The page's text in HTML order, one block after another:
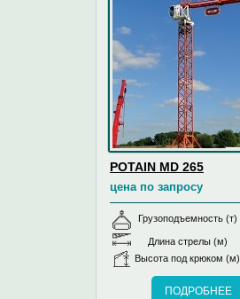
POTAIN MD 265
цена по запросу
Грузоподъемность (т)
Длина стрелы (м)
Высота под крюком (м)
ПОДРОБНЕЕ